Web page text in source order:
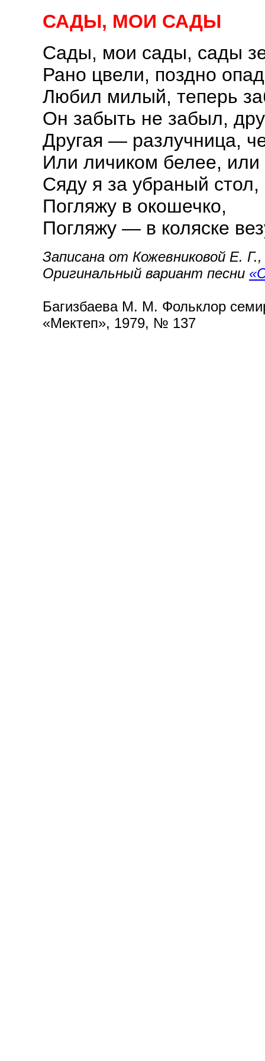
САДЫ, МОИ САДЫ
Сады, мои сады, сады
Рано цвели, поздно
Любил милый, теперь
Он забыть не забыл,
Другая — разлучница,
Или личиком белее,
Сяду я за убраный стол,
Погляжу в окошечко,
Погляжу — в коляске
Записана от Кожевниковой Е.
Оригинальный вариант песни
Багизбаева М. М. Фольклор
«Мектеп», 1979, № 137